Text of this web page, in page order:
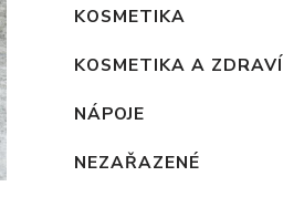
KOSMETIKA
KOSMETIKA A ZDRAVÍ
NÁPOJE
NEZAŘAZENÉ